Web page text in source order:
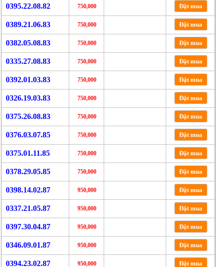
0395.22.08.82 750,000 Đặt mua
0389.21.06.83 750,000 Đặt mua
0382.05.08.83 750,000 Đặt mua
0335.27.08.83 750,000 Đặt mua
0392.01.03.83 750,000 Đặt mua
0326.19.03.83 750,000 Đặt mua
0375.26.08.83 750,000 Đặt mua
0376.03.07.85 750,000 Đặt mua
0375.01.11.85 750,000 Đặt mua
0378.29.05.85 750,000 Đặt mua
0398.14.02.87 950,000 Đặt mua
0337.21.05.87 950,000 Đặt mua
0397.30.04.87 950,000 Đặt mua
0346.09.01.87 950,000 Đặt mua
0394.23.02.87 950,000 Đặt mua